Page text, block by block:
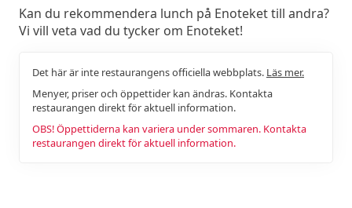
Kan du rekommendera lunch på Enoteket till andra?
Vi vill veta vad du tycker om Enoteket!
Det här är inte restaurangens officiella webbplats. Läs mer.
Menyer, priser och öppettider kan ändras. Kontakta
restaurangen direkt för aktuell information.
OBS! Öppettiderna kan variera under sommaren. Kontakta
restaurangen direkt för aktuell information.